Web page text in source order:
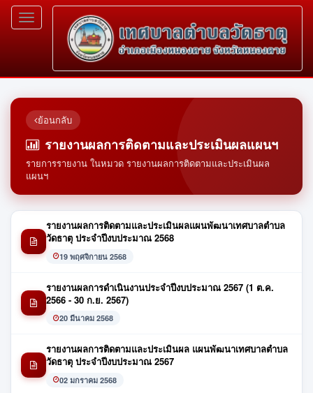
Toggle
navigation
ย้อนกลับ
รายงานผลการติดตามและประเมินผลแผนฯ
รายการรายงาน ในหมวด รายงานผลการติดตามและประเมินผล
แผนฯ
รายงานผลการติดตามและประเมินผลแผนพัฒนาเทศบาลตำบล
วัดธาตุ ประจำปีงบประมาณ 2568
19 พฤศจิกายน 2568
รายงานผลการดำเนินงานประจำปีงบประมาณ 2567 (1 ต.ค.
2566 - 30 ก.ย. 2567)
20 มีนาคม 2568
รายงานผลการติดตามและประเมินผล แผนพัฒนาเทศบาลตำบล
วัดธาตุ ประจำปีงบประมาณ 2567
02 มกราคม 2568